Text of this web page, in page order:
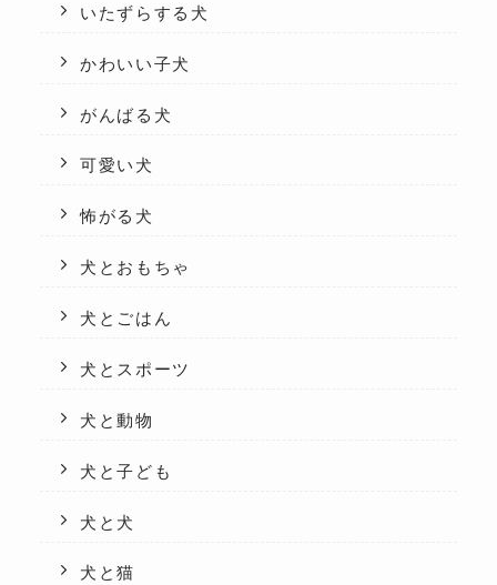
いたずらする犬
かわいい子犬
がんばる犬
可愛い犬
怖がる犬
犬とおもちゃ
犬とごはん
犬とスポーツ
犬と動物
犬と子ども
犬と犬
犬と猫